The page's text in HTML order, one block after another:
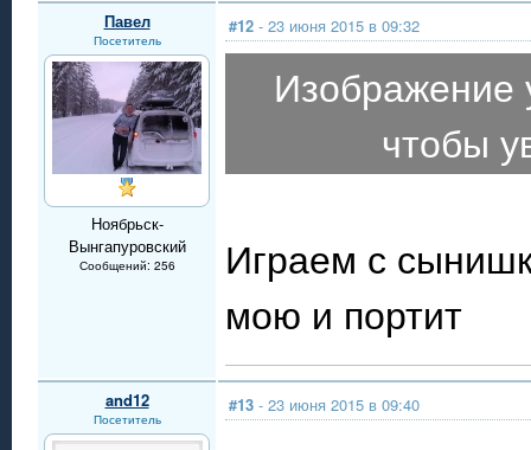
Павел
Посетитель
Ноябрьск-
Вынгапуровский
Сообщений: 256
#12 - 23 июня 2015 в 09:32
чтобы
Играем с
мою и портит
and12
Посетитель
#13 - 23 июня 2015 в 09:40